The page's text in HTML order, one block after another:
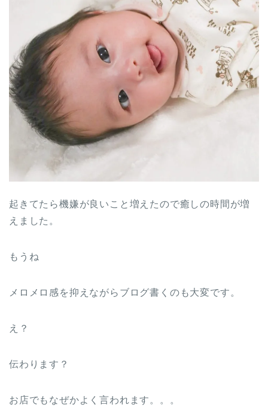
起きてたら機嫌が良いこと増えたので癒しの時間が増
えました。
もうね
メロメロ感を抑えながらブログ書くのも大変です。
え？
伝わります？
お店でもなぜかよく言われます。。。